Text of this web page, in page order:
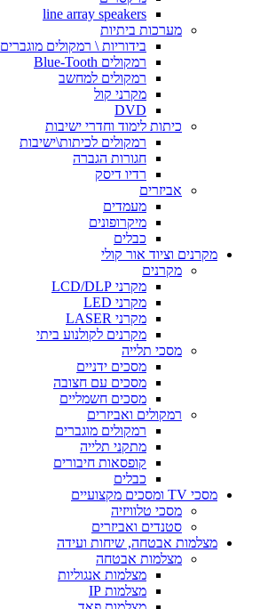
line array speakers
מערכות ביתיות
בידוריות \ רמקולים מוגברים
רמקולים Blue-Tooth
רמקולים למחשב
מקרני קול
DVD
כיתות לימוד וחדרי ישיבות
רמקולים לכיתות\ישיבות
חגורות הגברה
רדיו דיסק
אביזרים
מעמדים
מיקרופונים
כבלים
מקרנים וציוד אור קולי
מקרנים
מקרני LCD/DLP
מקרני LED
מקרני LASER
מקרנים לקולנוע ביתי
מסכי תלייה
מסכים ידניים
מסכים עם חצובה
מסכים חשמליים
רמקולים ואביזרים
רמקולים מוגברים
מתקני תלייה
קופסאות חיבורים
כבלים
מסכי TV ומסכים מקצועיים
מסכי טלוויזיה
סטנדים ואביזרים
מצלמות אבטחה, שיחות ועידה
מצלמות אבטחה
מצלמות אנגוליות
מצלמות IP